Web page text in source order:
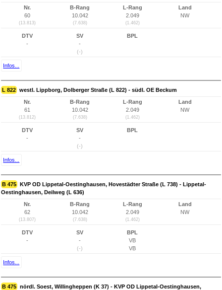
Nr.
60
(13.813)
B-Rang
10.042
(7.638)
L-Rang
2.049
(1.462)
Land
NW
DTV
-
SV
-
(-)
BPL
Infos...
L 822 westl. Lippborg, Dolberger Straße (L 822) - südl. OE Beckum
Nr.
61
(13.812)
B-Rang
10.042
(7.638)
L-Rang
2.049
(1.462)
Land
NW
DTV
-
SV
-
(-)
BPL
Infos...
B 475 KVP OD Lippetal-Oestinghausen, Hovestädter Straße (L 738) - Lippetal-
Oestinghausen, Deilweg (L 636)
Nr.
62
(13.807)
B-Rang
10.042
(7.638)
L-Rang
2.049
(1.462)
Land
NW
DTV
-
SV
-
(-)
BPL
VB
VB
Infos...
B 475 nördl. Soest, Willingheppen (K 37) - KVP OD Lippetal-Oestinghausen,